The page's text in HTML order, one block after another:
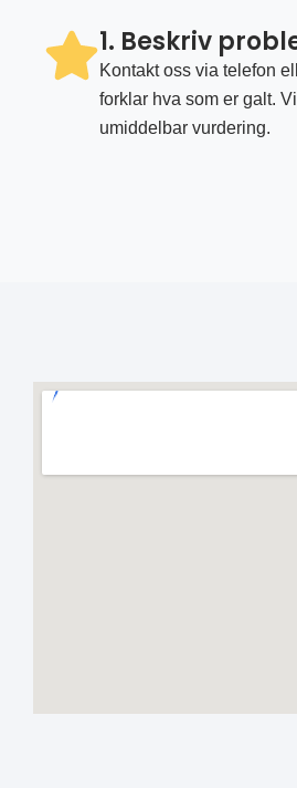
1. Beskriv
Kontakt oss via telefon
forklar hva som er galt.
umiddelbar vurdering.